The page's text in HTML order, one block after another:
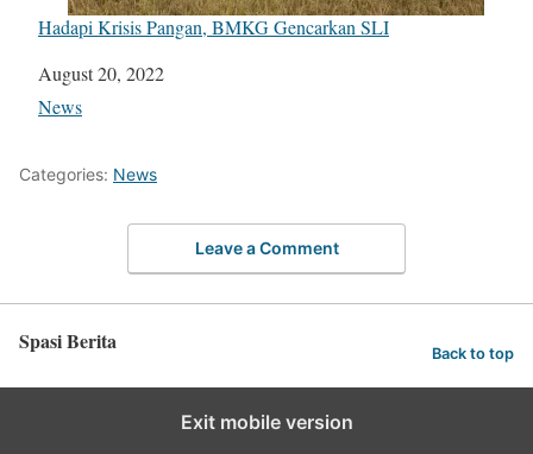
Hadapi Krisis Pangan, BMKG Gencarkan SLI
Date
August 20, 2022
In relation to
News
Categories: News
Leave a Comment
Spasi Berita Back to top
Exit mobile version